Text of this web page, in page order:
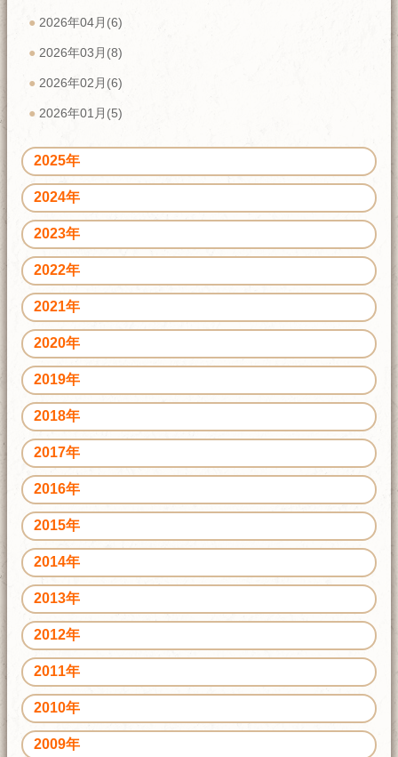
2026年04月(6)
2026年03月(8)
2026年02月(6)
2026年01月(5)
2025年
2024年
2023年
2022年
2021年
2020年
2019年
2018年
2017年
2016年
2015年
2014年
2013年
2012年
2011年
2010年
2009年